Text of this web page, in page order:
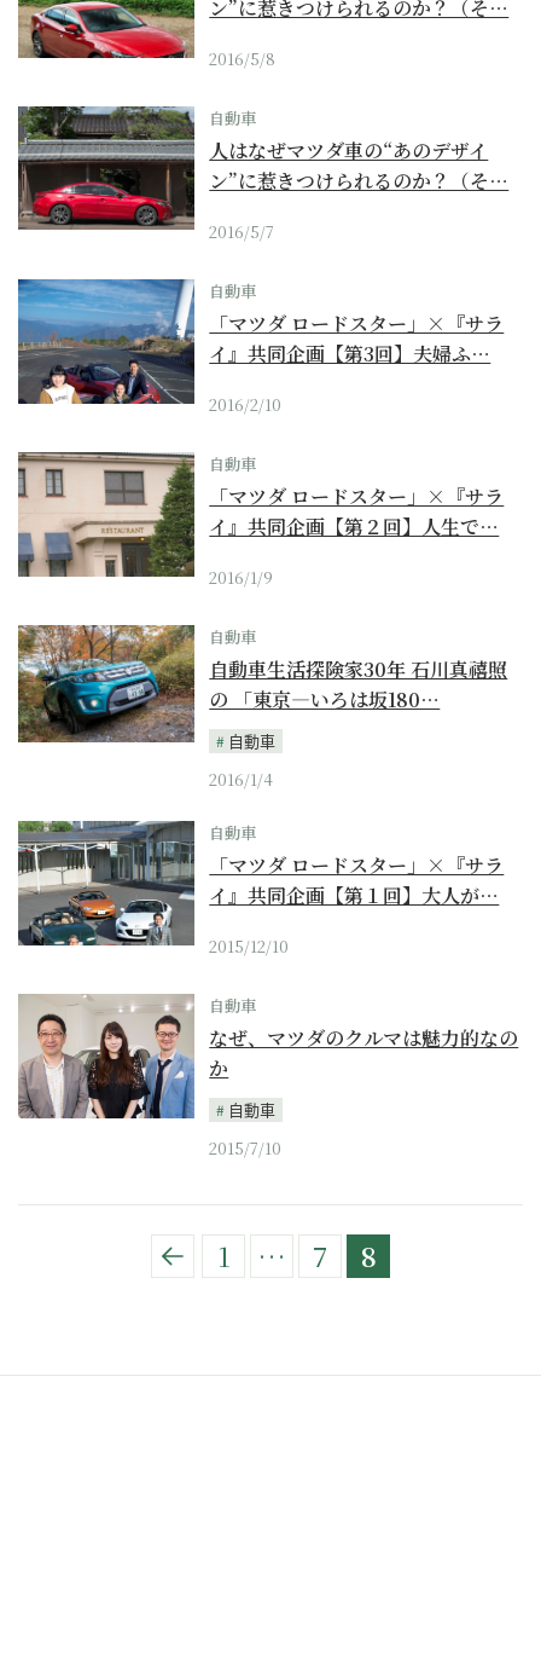
ン”に惹きつけられるのか？（そ…
2016/5/8
自動車
人はなぜマツダ車の“あのデザイ
ン”に惹きつけられるのか？（そ…
2016/5/7
自動車
「マツダ ロードスター」×『サラ
イ』共同企画【第3回】夫婦ふ…
2016/2/10
自動車
「マツダ ロードスター」×『サラ
イ』共同企画【第２回】人生で…
2016/1/9
自動車
自動車生活探険家30年 石川真禧照
の 「東京―いろは坂180…
自動車
2016/1/4
自動車
「マツダ ロードスター」×『サラ
イ』共同企画【第１回】大人が…
2015/12/10
自動車
なぜ、マツダのクルマは魅力的なの
か
自動車
2015/7/10
1 … 7 8